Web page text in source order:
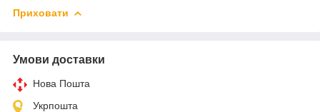
Приховати
Умови доставки
Нова Пошта
Укрпошта